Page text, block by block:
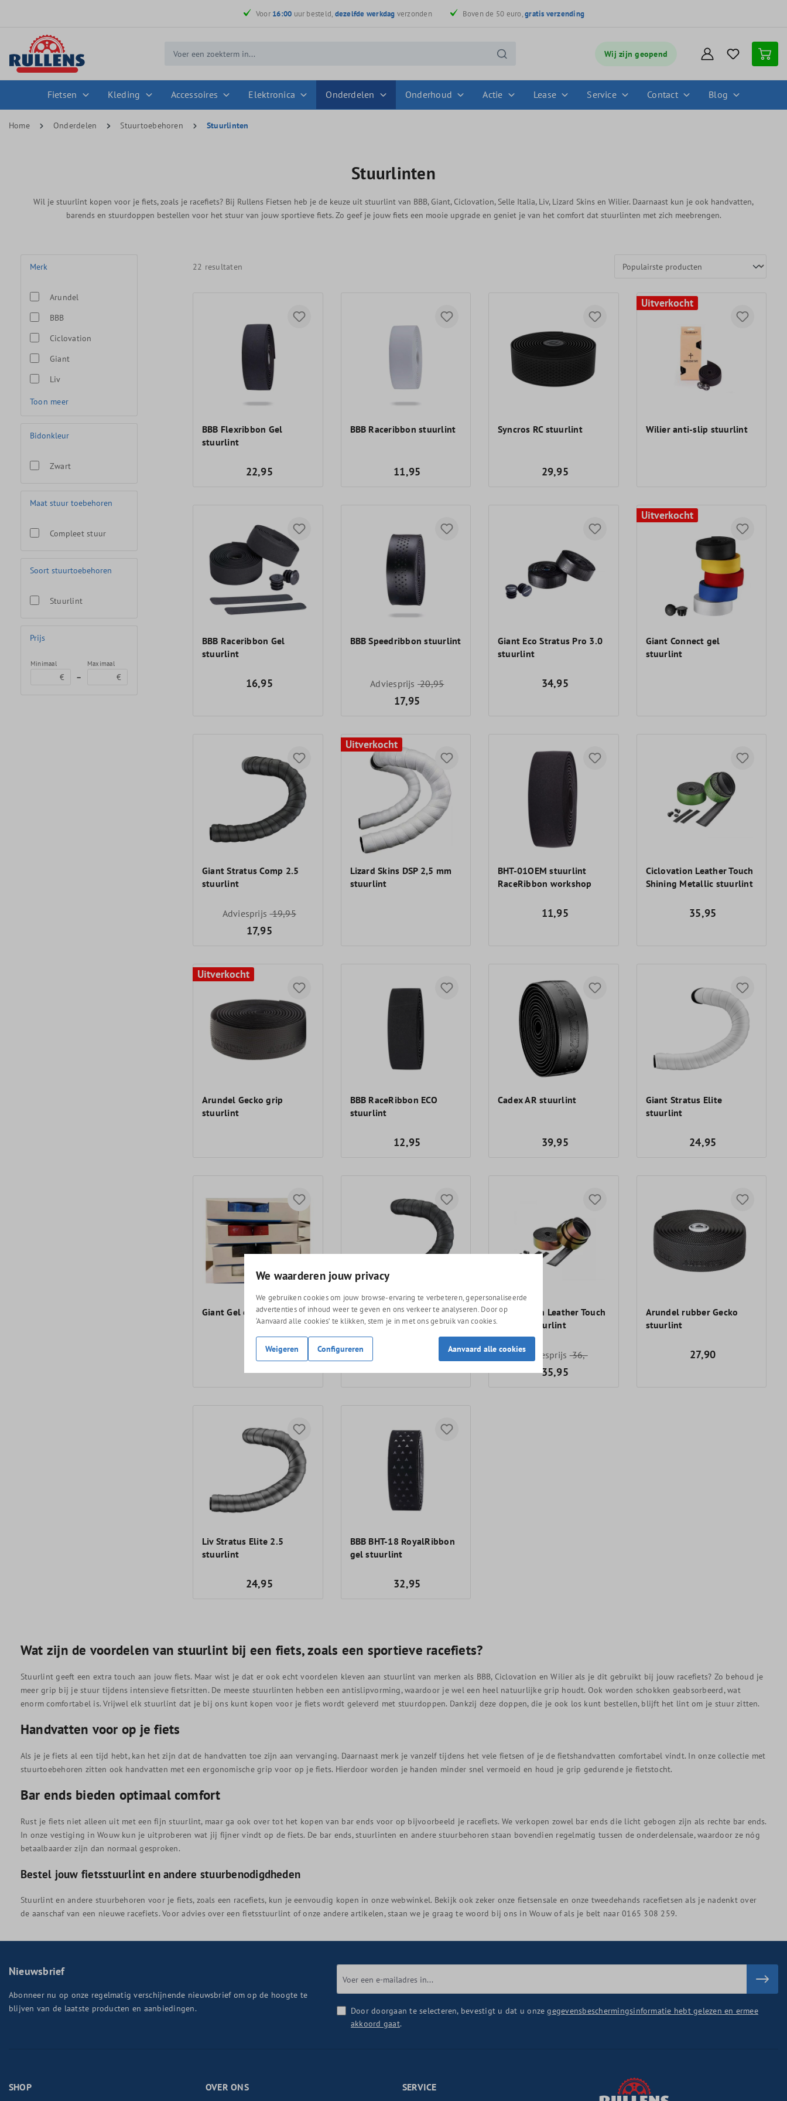
Voor 16:00 uur besteld, dezelfde werkdag verzonden Boven de 50 euro,gratis verzending
Wij zijn geopend
Fietsen Kleding Accessoires Elektronica Onderdelen Onderhoud Actie Lease Service Contact Blog
Home Onderdelen Stuurtoebehoren Stuurlinten
Stuurlinten
Wil je stuurlint kopen voor je fiets, zoals je racefiets? Bij Rullens Fietsen heb je de keuze uit stuurlint van BBB, Giant, Ciclovation, Selle Italia, Liv, Lizard Skins en Wilier. Daarnaast kun je ook handvatten,
barends en stuurdoppen bestellen voor het stuur van jouw sportieve fiets. Zo geef je jouw fiets een mooie upgrade en geniet je van het comfort dat stuurlinten met zich meebrengen.
Merk
Arundel
BBB
Ciclovation
Giant
Liv
Toon meer
Bidonkleur
Zwart
Maat stuur toebehoren
Compleet stuur
Soort stuurtoebehoren
Stuurlint
Prijs
Minimaal
€ –
Maximaal
€
22 resultaten
BBB Flexribbon Gel
stuurlint
22,95
BBB Raceribbon stuurlint
11,95
Syncros RC stuurlint
29,95
Uitverkocht
Wilier anti-slip stuurlint
BBB Raceribbon Gel
stuurlint
16,95
BBB Speedribbon stuurlint
Adviesprijs 20,95
17,95
Giant Eco Stratus Pro 3.0
stuurlint
34,95
Uitverkocht
Giant Connect gel
stuurlint
Giant Stratus Comp 2.5
stuurlint
Adviesprijs19,95
17,95
Uitverkocht
Lizard Skins DSP 2,5 mm
stuurlint
BHT-01OEM stuurlint
RaceRibbon workshop
11,95
Ciclovation Leather Touch
Shining Metallic stuurlint
35,95
Uitverkocht
Arundel Gecko grip
stuurlint
BBB RaceRibbon ECO
stuurlint
12,95
Cadex AR stuurlint
39,95
Giant Stratus Elite
stuurlint
24,95
Giant Gel cork stuurlint
9,95
Liv Stratus Comp 2.5
stuurlint
Ciclovation Leather Touch
Aurora stuurlint
Adviesprijs36,-
35,95
Arundel rubber Gecko
stuurlint
27,90
Liv Stratus Elite 2.5
stuurlint
24,95
BBB BHT-18 RoyalRibbon
gel stuurlint
32,95
Wat zijn de voordelen van stuurlint bij een fiets, zoals een sportieve racefiets?
Stuurlint geeft een extra touch aan jouw fiets. Maar wist je dat er ook echt voordelen kleven aan stuurlint van merken als BBB, Ciclovation en Wilier als je dit gebruikt bij jouw racefiets? Zo behoud je
meer grip bij je stuur tijdens intensieve fietsritten. De meeste stuurlinten hebben een antislipvorming, waardoor je wel een heel natuurlijke grip houdt. Ook worden schokken geabsorbeerd, wat
enorm comfortabel is. Vrijwel elk stuurlint dat je bij ons kunt kopen voor je fiets wordt geleverd met stuurdoppen. Dankzij deze doppen, die je ook los kunt bestellen, blijft het lint om je stuur zitten.
Handvatten voor op je fiets
Als je je fiets al een tijd hebt, kan het zijn dat de handvatten toe zijn aan vervanging. Daarnaast merk je vanzelf tijdens het vele fietsen of je de fietshandvatten comfortabel vindt. In onze collectie met
stuurtoebehoren zitten ook handvatten met een ergonomische grip voor op je fiets. Hierdoor worden je handen minder snel vermoeid en houd je grip gedurende je fietstocht.
Bar ends bieden optimaal comfort
Rust je fiets niet alleen uit met een fijn stuurlint, maar ga ook over tot het kopen van bar ends voor op bijvoorbeeld je racefiets. We verkopen zowel bar ends die licht gebogen zijn als rechte bar ends.
In onze vestiging in Wouw kun je uitproberen wat jij fijner vindt op de fiets. De bar ends, stuurlinten en andere stuurbehoren staan bovendien regelmatig tussen de onderdelensale, waardoor ze nóg
betaalbaarder zijn dan normaal gesproken.
Bestel jouw fietsstuurlint en andere stuurbenodigdheden
Stuurlint en andere stuurbehoren voor je fiets, zoals een racefiets, kun je eenvoudig kopen in onze webwinkel. Bekijk ook zeker onze fietsensale en onze tweedehands racefietsen als je nadenkt over
de aanschaf van een nieuwe racefiets. Voor advies over een fietsstuurlint of onze andere artikelen, staan we je graag te woord bij ons in Wouw of als je belt naar 0165 308 259.
Nieuwsbrief
Abonneer nu op onze regelmatig verschijnende nieuwsbrief om op de hoogte te
blijven van de laatste producten en aanbiedingen.
Door doorgaan te selecteren, bevestigt u dat u onzegegevensbeschermingsinformatie hebt gelezen en ermee
akkoord gaat.
SHOP OVER ONS SERVICE
We waarderen jouw privacy
We gebruiken cookies om jouw browse-ervaring te verbeteren, gepersonaliseerde
advertenties of inhoud weer te geven en ons verkeer te analyseren. Door op
‘Aanvaard alle cookies’ te klikken, stem je in met ons gebruik van cookies.
Weigeren Configureren Aanvaard alle cookies